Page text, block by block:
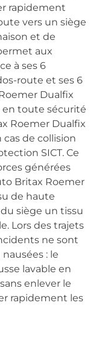
rapidement
vers un siège
et de
aux
à ses 6
route et ses 6
Dualfix
en toute sécurité
Roemer Dualfix
de collision
SICT. Ce
générées
Britax Roemer
de haute
siège un tissu
Lors des trajets
ne sont
: le
lavable en
enlever le
rapidement les